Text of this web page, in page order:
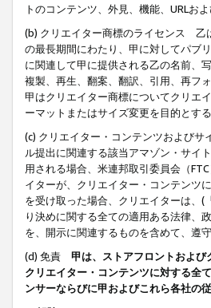
トのコンテンツ、外見、機能、URLお
(b) クリエイター商標のライセンス 乙
の最長期間にわたり、甲に対してパブ
に関連して甲に提供される乙の名前、
複製、再生、翻案、翻訳、引用、再フ
甲はクリエイター商標についてクリエ
ーマットまたはサイズ変更を目的とす
(c) クリエイター・コンテンツおよび
ル提出に関連する該当アマゾン・サイ
用される場合、米連邦取引委員会（
イターが、クリエイター・コンテンツ
を受け取った場合、クリエイターは、
り決めに関する全ての適用ある法律、
を、開示に関連するものを含めて、遵
(d) 免責 甲は、ストアフロントおよ
クリエイター・コンテンツに対する全
ンサーならびに甲およびこれら各社の